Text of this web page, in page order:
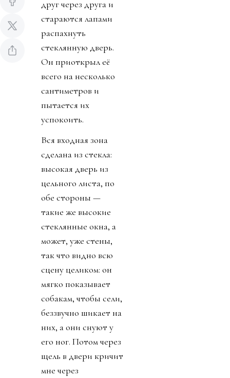
друг через друга и
стараются лапами
распахнуть
стеклянную дверь.
Он приоткрыл её
всего на несколько
сантиметров и
пытается их
успокоить.
Вся входная зона
сделана из стекла:
высокая дверь из
цельного листа, по
обе стороны —
такие же высокие
стеклянные окна, а
может, уже стены,
так что видно всю
сцену целиком: он
мягко показывает
собакам, чтобы сели,
беззвучно шикает на
них, а они снуют у
его ног. Потом через
щель в двери кричит
мне через